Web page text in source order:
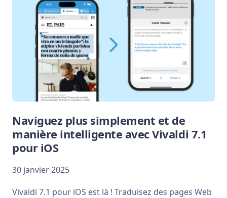
Naviguez plus simplement et de
manière intelligente avec Vivaldi 7.1
pour iOS
30 janvier 2025
Vivaldi 7.1 pour iOS est là ! Traduisez des pages Web